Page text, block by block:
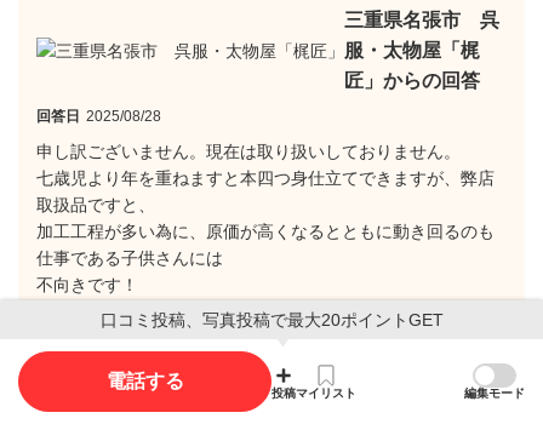
三重県名張市 呉
服・太物屋「梶
匠」からの回答
回答日 2025/08/28
申し訳ございません。現在は取り扱いしておりません。
七歳児より年を重ねますと本四つ身仕立てできますが、弊店
取扱品ですと、
加工工程が多い為に、原価が高くなるとともに動き回るのも
仕事である子供さんには
不向きです！
しけ引き染・箔置き・京刺繡等々の加工工程問題状況から判
弊店取扱品は、子供さんには店主としてはお勧めできませ
口コミ投稿、写真投稿で最大20ポイントGET
電話する
投稿マイリスト 編集モード